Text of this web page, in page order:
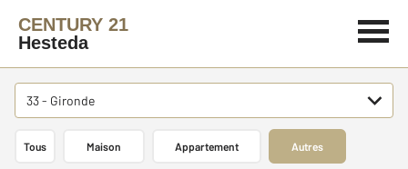
CENTURY 21
Hesteda
33 - Gironde
Tous Maison Appartement Autres